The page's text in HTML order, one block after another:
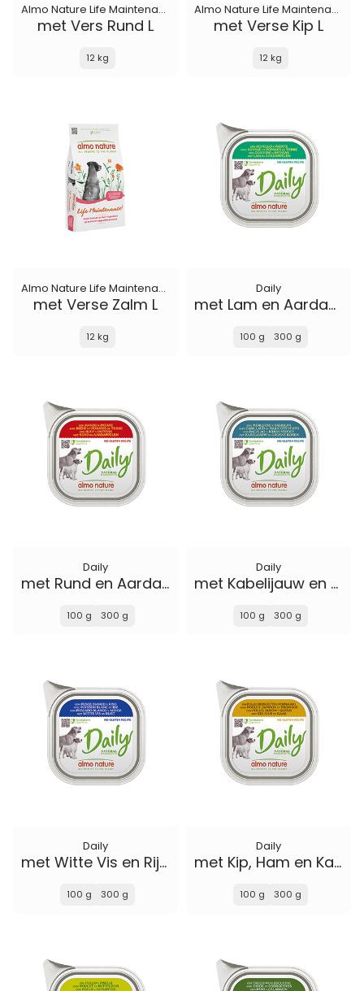
Almo Nature Life Maintenance
met Vers Rund L
12 kg
Almo Nature Life Maintenance
met Verse Kip L
12 kg
Almo Nature Life Maintenance
met Verse Zalm L
12 kg
Daily
met Lam en Aardappelen
100 g 300 g
Daily
met Rund en Aardappelen
100 g 300 g
Daily
met Kabelijauw en Groene Bonen
100 g 300 g
Daily
met Witte Vis en Rijst
100 g 300 g
Daily
met Kip, Ham en Kaas
100 g 300 g